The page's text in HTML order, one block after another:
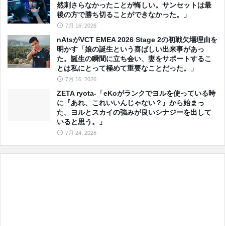
然刺さらなかったことが悔しい。サンセットは最
後の方で勝ち切ることができなかった。」
7月 16, 2026
nAtsがVCT EMEA 2026 Stage 2の初戦欠場理由を
明かす「娘の誕生という喜ばしい出来事があっ
た。誕生の瞬間に立ち会い、妻をサポートするこ
とは私にとって極めて重要なことだった。」
7月 16, 2026
ZETA ryota-「eKoがランクでヨルを使っている時
に『あれ、これいいんじゃない？』から始まっ
た。ヨルとスカイの強みが良いシナジーを出して
いると思う。」
7月 24, 2026